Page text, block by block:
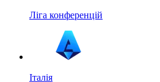
Ліга конференцій
Італія